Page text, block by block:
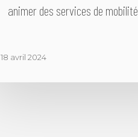
animer des services de mobilité
18 avril 2024